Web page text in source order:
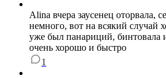
Alina вчера заусенец оторвала,
немного, вот на всякий случай
уже был панариций, бинтовала
очень хорошо и быстро
1